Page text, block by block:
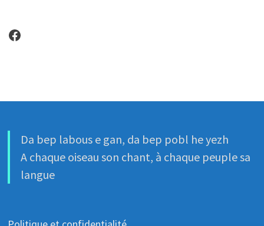
Facebook
Da bep labous e gan, da bep pobl he yezh
A chaque oiseau son chant, à chaque peuple sa
langue